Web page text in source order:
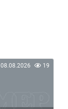
08.08.2026 19